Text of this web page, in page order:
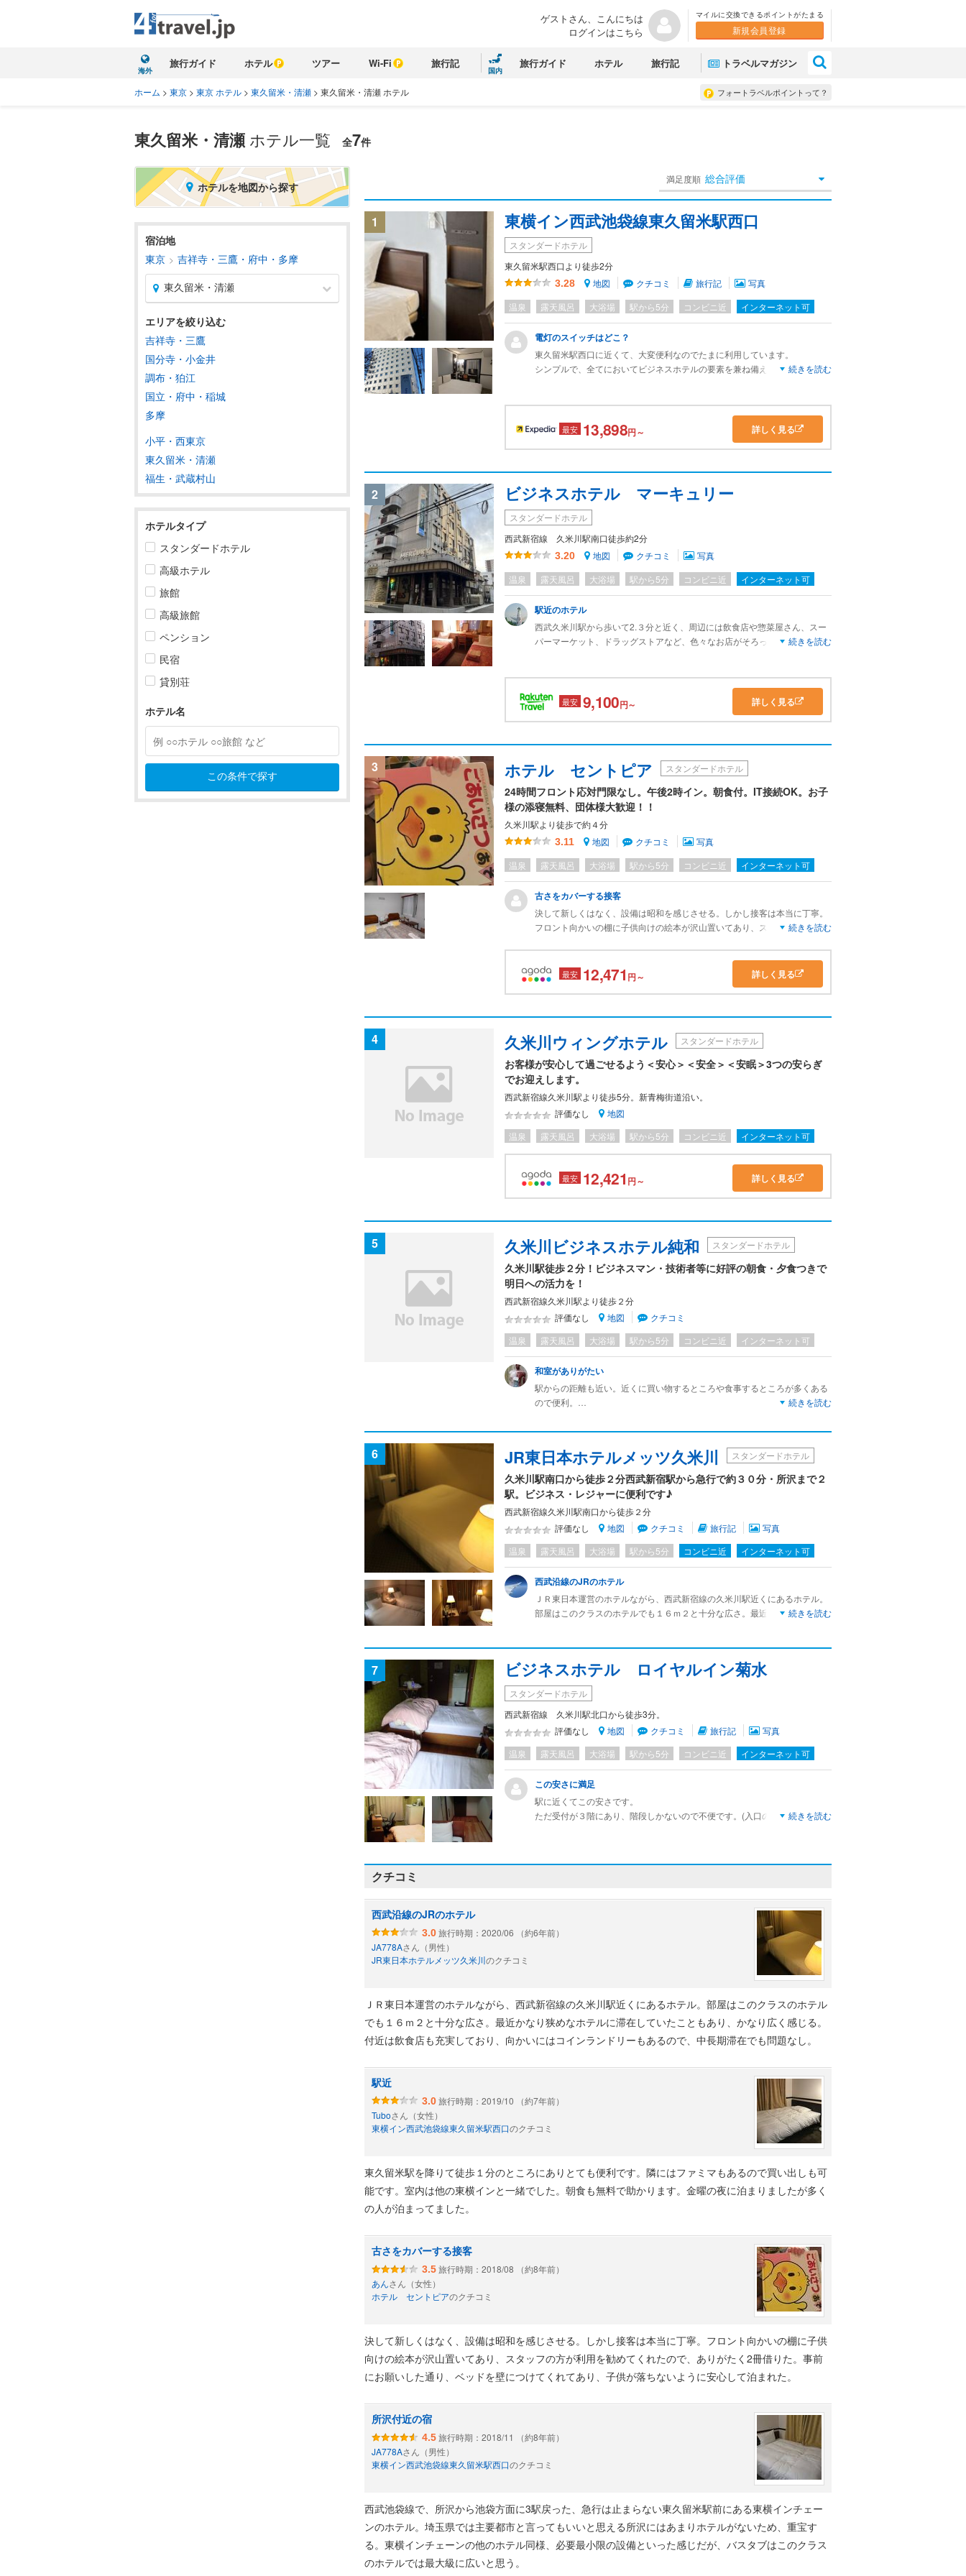
ゲストさん、こんにちは
ログインはこちら
マイルに交換できるポイントがたまる
新規会員登録
海外
旅行ガイド ホテル ツアー Wi-Fi 旅行記
国内
旅行ガイド ホテル 旅行記 トラベルマガジン
フォートラベルポイントって？
ホーム > 東京 > 東京 ホテル > 東久留米・清瀬 > 東久留米・清瀬 ホテル
東久留米・清瀬 ホテル一覧 全7件
満足度順 総合評価
1 東横イン西武池袋線東久留米駅西口
スタンダードホテル
東久留米駅西口より徒歩2分
3.28 地図 クチコミ 旅行記
写真
温泉
露天風呂 大浴場 駅から5分 コンビニ近 インターネット可
電灯のスイッチはどこ？
東久留米駅西口に近くて、大変便利なのでたまに利用しています。
シンプルで、全てにおいてビジネスホテルの要素を兼ね備えています。
ただ一つ不満なのは、ベッドサイドで電灯のスイッチが見当たらず、
ベッドに寝てからあっちこっち探すも結局見つからず
続きを読む
最安 13,898円～ 詳しく見る
2 ビジネスホテル マーキュリー
スタンダードホテル
西武新宿線 久米川駅南口徒歩約2分
3.20 地図 クチコミ
写真
温泉
露天風呂 大浴場 駅から5分 コンビニ近 インターネット可
駅近のホテル
西武久米川駅から歩いて2.３分と近く、周辺には飲食店や惣菜屋さん、スー
パーマーケット、ドラッグストアなど、色々なお店がそろっているので、と
続きを読む
最安 9,100円～ 詳しく見る
3 ホテル セントピア スタンダードホテル
24時間フロント応対門限なし。午後2時イン。朝食付。IT接続OK。お子
様の添寝無料、団体様大歓迎！！
久米川駅より徒歩で約４分
3.11 地図 クチコミ
写真
温泉
露天風呂 大浴場 駅から5分 コンビニ近 インターネット可
古さをカバーする接客
決して新しくはなく、設備は昭和を感じさせる。しかし接客は本当に丁寧。
フロント向かいの棚に子供向けの絵本が沢山置いてあり、スタッフの方が利
続きを読む
最安 12,471 円～ 詳しく見る
4 久米川ウィングホテル スタンダードホテル
お客様が安心して過ごせるよう＜安心＞＜安全＞＜安眠＞3つの安らぎ
でお迎えします。
西武新宿線久米川駅より徒歩5分。新青梅街道沿い。
評価なし
地図
温泉
露天風呂 大浴場 駅から5分 コンビニ近 インターネット可
最安 12,421 円～ 詳しく見る
5 久米川ビジネスホテル純和 スタンダードホテル
久米川駅徒歩２分！ビジネスマン・技術者等に好評の朝食・夕食つきで
明日への活力を！
西武新宿線久米川駅より徒歩２分
評価なし 地図
クチコミ
温泉
露天風呂 大浴場 駅から5分 コンビニ近 インターネット可
和室がありがたい
駅からの距離も近い。近くに買い物するところや食事するところが多くある
ので便利。
和室タイプと洋室タイプがあるが、和室のほうがよく眠れる気がする。
部屋の広さは、ツインなら気にならないがシングルはやや狭い気がする。
浴室は狭い。シングルは特に狭く感じる。男性はつらいのではないだろう
か。
続きを読む
6 JR東日本ホテルメッツ久米川 スタンダードホテル
久米川駅南口から徒歩２分西武新宿駅から急行で約３０分・所沢まで２
駅。ビジネス・レジャーに便利です♪
西武新宿線久米川駅南口から徒歩２分
評価なし 地図 クチコミ 旅行記
写真
温泉
露天風呂 大浴場 駅から5分 コンビニ近 インターネット可
西武沿線のJRのホテル
ＪＲ東日本運営のホテルながら、西武新宿線の久米川駅近くにあるホテル。
部屋はこのクラスのホテルでも１６ｍ２と十分な広さ。最近かなり狭めなホ
続きを読む
7 ビジネスホテル ロイヤルイン菊水
スタンダードホテル
西武新宿線 久米川駅北口から徒歩3分。
評価なし 地図 クチコミ 旅行記
写真
温泉
露天風呂 大浴場 駅から5分 コンビニ近 インターネット可
この安さに満足
駅に近くてこの安さです。
ただ受付が３階にあり、階段しかないので不便です。(入口のインターホンで
近くに２４時間営業のスーパーもあります。
部屋にこだわらない方にはお勧めです。
続きを読む
クチコミ
西武沿線のJRのホテル
3.0旅行時期：2020/06 （約6年前）
JA778Aさん（男性）
JR東日本ホテルメッツ久米川のクチコミ
ＪＲ東日本運営のホテルながら、西武新宿線の久米川駅近くにあるホテル。部屋はこのクラスのホテル
でも１６ｍ２と十分な広さ。最近かなり狭めなホテルに滞在していたこともあり、かなり広く感じる。
付近は飲食店も充実しており、向かいにはコインランドリーもあるので、中長期滞在でも問題なし。
駅近
3.0旅行時期：2019/10 （約7年前）
Tuboさん（女性）
東横イン西武池袋線東久留米駅西口のクチコミ
東久留米駅を降りて徒歩１分のところにありとても便利です。隣にはファミマもあるので買い出しも可
能です。室内は他の東横インと一緒でした。朝食も無料で助かります。金曜の夜に泊まりましたが多く
の人が泊まってました。
古さをカバーする接客
3.5旅行時期：2018/08 （約8年前）
あんさん（女性）
ホテル セントピアのクチコミ
決して新しくはなく、設備は昭和を感じさせる。しかし接客は本当に丁寧。フロント向かいの棚に子供
向けの絵本が沢山置いてあり、スタッフの方が利用を勧めてくれたので、ありがたく2冊借りた。事前
にお願いした通り、ベッドを壁につけてくれてあり、子供が落ちないように安心して泊まれた。
所沢付近の宿
4.5旅行時期：2018/11 （約8年前）
JA778Aさん（男性）
東横イン西武池袋線東久留米駅西口のクチコミ
西武池袋線で、所沢から池袋方面に3駅戻った、急行は止まらない東久留米駅前にある東横インチェー
ンのホテル。埼玉県では主要都市と言ってもいいと思える所沢にはあまりホテルがないため、重宝す
る。東横インチェーンの他のホテル同様、必要最小限の設備といった感じだが、バスタブはこのクラス
のホテルでは最大級に広いと思う。
ホテルを地図から探す
宿泊地
東京
吉祥寺・三鷹・府中・多摩
東久留米・清瀬
北海道
東北
関東
茨城
群馬
東京
東京すべて
東京駅・大手町・日本橋
新宿・高田馬場・四ツ谷
池袋・巣鴨・目白
東京タワー・品川・目黒
六本木・赤坂
エリアを絞り込む
吉祥寺・三鷹
国分寺・小金井
調布・狛江
国立・府中・稲城
多摩
小平・西東京
東久留米・清瀬
福生・武蔵村山
ホテルタイプ
スタンダードホテル
高級ホテル
旅館
高級旅館
ペンション
民宿
貸別荘
ホテル名
この条件で探す